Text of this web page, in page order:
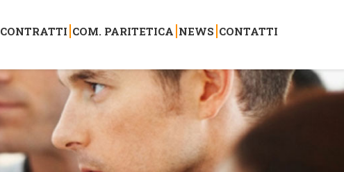
CONTRATTI COM. PARITETICA NEWS CONTATTI